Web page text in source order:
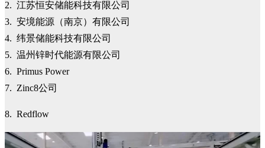
2. 江苏恒安储能科技有限公司
3. 安境能源（南京）有限公司
4. 纬景储能科技有限公司
5. 温州锌时代能源有限公司
6. Primus Power
7. Zinc8公司
8. Redflow